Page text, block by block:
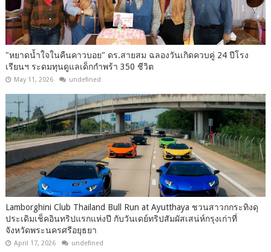
"หยาดน้ำใจในคืนคาวบอย" ดร.สายสม ฉลองวันเกิดควบคู่ 24 ปีโรง
เรียนฯ ระดมทุนดูแลเด็กกำพร้า 350 ชีวิต
May 11, 2026 undefined
Lamborghini Club Thailand Bull Run at Ayutthaya ชวนสาวกกระทิงดุ
ประเดิมเช็คอินทริปแรกแห่งปี กับวันเดย์ทริปสัมผัสเสน่ห์กรุงเก่าที่
จังหวัดพระนครศรีอยุธยา
April 17, 2026 undefined